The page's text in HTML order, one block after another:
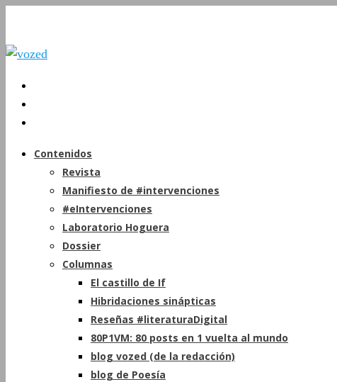
Contenidos
Revista
Manifiesto de #intervenciones
#eIntervenciones
Laboratorio Hoguera
Dossier
Columnas
El castillo de If
Hibridaciones sinápticas
Reseñas #literaturaDigital
80P1VM: 80 posts en 1 vuelta al mundo
blog vozed (de la redacción)
blog de Poesía